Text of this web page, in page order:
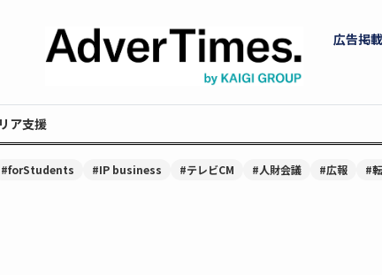
広告掲
ア支援
#forStudents #IP business #テレビCM #人財会議 #広報 #